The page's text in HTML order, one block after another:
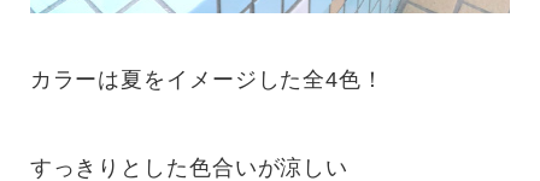
カラーは夏をイメージした全4色！
すっきりとした色合いが涼しい